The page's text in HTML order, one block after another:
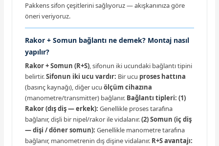
Pakkens sifon çeşitlerini sağlıyoruz — akışkanınıza göre
öneri veriyoruz.
Rakor + Somun bağlantı ne demek? Montaj nasıl
yapılır?
Rakor + Somun (R+S), sifonun iki ucundaki bağlantı tipini
belirtir.Sifonun iki ucu vardır: Bir ucu proses hattına
(basınç kaynağı), diğer ucu ölçüm cihazına
(manometre/transmitter) bağlanır. Bağlantı tipleri: (1)
Rakor (dış diş — erkek): Genellikle proses tarafına
bağlanır, dişli bir nipel/rakor ile vidalanır.(2) Somun (iç diş
— dişi / döner somun): Genellikle manometre tarafına
bağlanır, manometrenin dış dişine vidalanır. R+S avantajı: